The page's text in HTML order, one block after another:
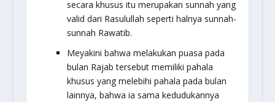
secara khusus itu merupakan sunnah yang
valid dari Rasulullah seperti halnya sunnah-
sunnah Rawatib.
Meyakini bahwa melakukan puasa pada
bulan Rajab tersebut memiliki pahala
khusus yang melebihi pahala pada bulan
lainnya, bahwa ia sama kedudukannya